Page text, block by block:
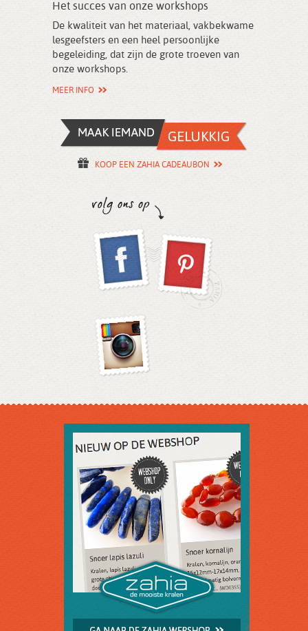
Het succes van onze workshops
De kwaliteit van het materiaal, vakbekwame
lesgeefsters en een heel persoonlijke
begeleiding, dat zijn de grote troeven van
onze workshops.
MEER INFO
KOOP EEN ZAHIA CADEAUBON